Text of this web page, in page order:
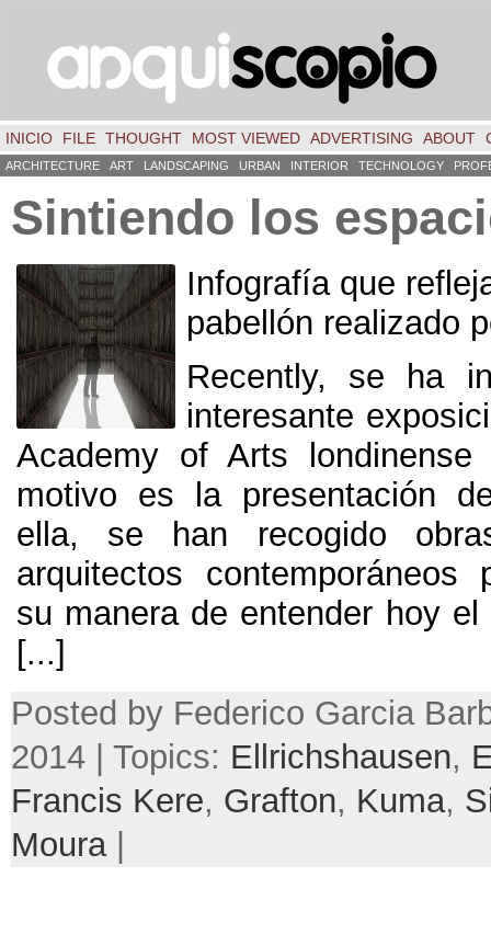
INICIO FILE THOUGHT MOST VIEWED ADVERTISING ABOUT
ARCHITECTURE ART LANDSCAPING URBAN INTERIOR TECHNOLOGY
Sintiendo los
Infografía que
pabellón realizado
Recently, se ha
interesante
Academy of Arts londinense
motivo es la presentación
ella, se han recogido
arquitectos contemporáneos
su manera de entender hoy
[...]
Posted by Federico Garcia
2014 | Topics: Ellrichshausen,
Francis Kere, Grafton, Kuma,
Moura|